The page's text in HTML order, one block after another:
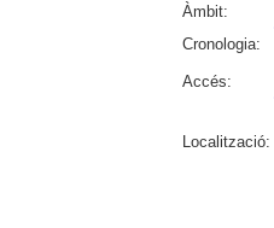
Àmbit:
Cronologia:
Accés:
Localització: